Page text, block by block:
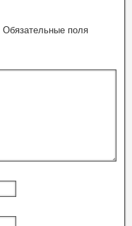
Обязательные поля